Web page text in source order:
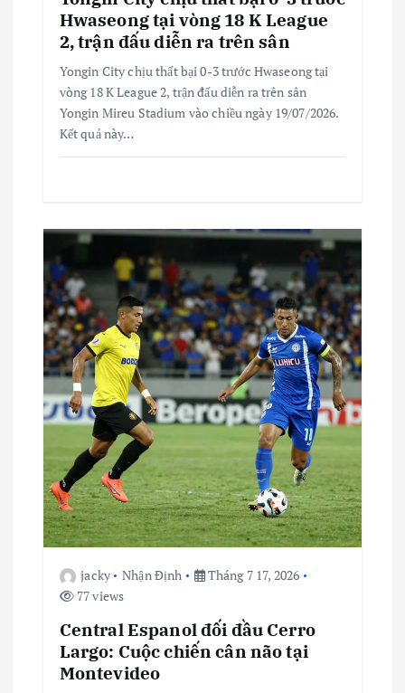
Hwaseong tại vòng 18 K League
2, trận đấu diễn ra trên sân
Yongin City chịu thất bại 0-3 trước Hwaseong tại
vòng 18 K League 2, trận đấu diễn ra trên sân
Yongin Mireu Stadium vào chiều ngày 19/07/2026.
Kết quả này…
jacky Nhận Định
Tháng 7 17, 2026
77 views
Central Espanol đối đầu Cerro
Largo: Cuộc chiến cân não tại
Montevideo